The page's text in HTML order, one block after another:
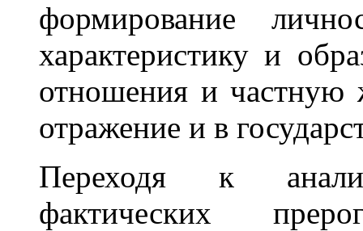
формирование
характеристику и
отношения и частную
отражение и в
Переходя к
фактических